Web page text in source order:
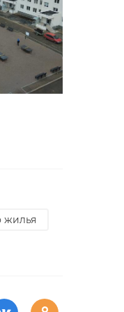
жилья
В
парков,